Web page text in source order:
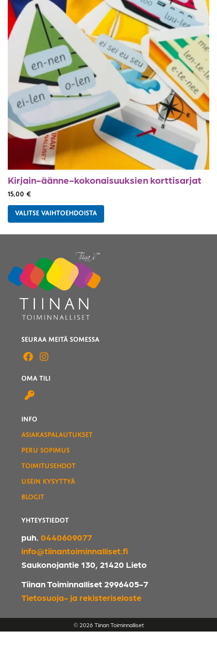
Kirjain-äänne-kokonaisuuksien korttisarjat
15,00 €
VALITSE VAIHTOEHDOISTA
SEURAA MEITÄ SOMESSA
OMA TILI
INFO
ASIAKASPALAUTUKSET
PERU SOPIMUS
TOIMITUSEHDOT
USEIN KYSYTTYÄ
BLOGIT
YHTEYSTIEDOT
puh. 0440609077
info@tiinantoiminnalliset.fi
Saukonojantie 130, 21420 Lieto
Tiinan Toiminnalliset 2996405-7
Tietosuoja- ja rekisteriseloste
© 2026 Tiinan Toiminnalliset